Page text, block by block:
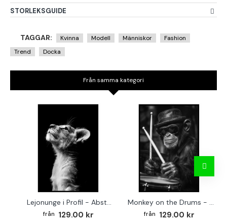
STORLEKSGUIDE
TAGGAR: Kvinna Modell Människor
Fashion
Trend
Docka
Från samma kategori
Lejonunge i Profil - Abstrakt poster i svartvitt
129.00 kr
Monkey on the Drums - Trendig poster
129.00 kr